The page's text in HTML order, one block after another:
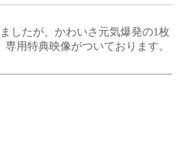
したが、かわいさ元気爆発の1枚
用特典映像がついております。